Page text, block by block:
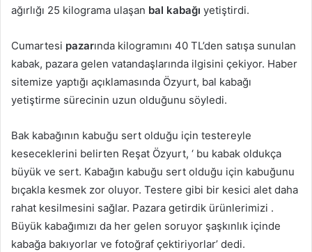
ağırlığı 25 kilograma ulaşan bal kabağı yetiştirdi.
Cumartesi pazarında kilogramını 40 TL’den satışa sunulan
kabak, pazara gelen vatandaşlarında ilgisini çekiyor. Haber
sitemize yaptığı açıklamasında Özyurt, bal kabağı
yetiştirme sürecinin uzun olduğunu söyledi.
Bak kabağının kabuğu sert olduğu için testereyle
keseceklerini belirten Reşat Özyurt, ‘ bu kabak oldukça
büyük ve sert. Kabağın kabuğu sert olduğu için kabuğunu
bıçakla kesmek zor oluyor. Testere gibi bir kesici alet daha
rahat kesilmesini sağlar. Pazara getirdik ürünlerimizi .
Büyük kabağımızı da her gelen soruyor şaşkınlık içinde
kabağa bakıyorlar ve fotoğraf çektiriyorlar’ dedi.